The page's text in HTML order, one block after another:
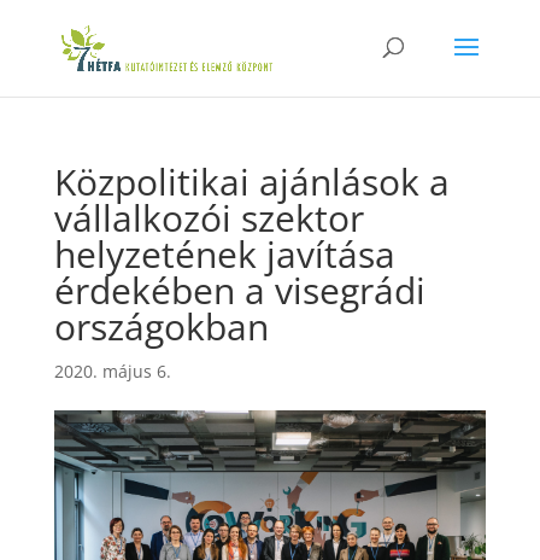
Közpolitikai ajánlások a
vállalkozói szektor
helyzetének javítása
érdekében a visegrádi
országokban
2020. május 6.